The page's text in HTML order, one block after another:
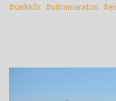
sarkkör
ultramaraton